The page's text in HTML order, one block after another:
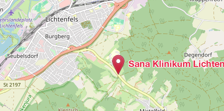
Sana Klinikum